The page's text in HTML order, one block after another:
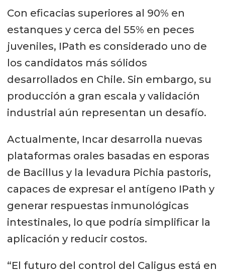
Con eficacias superiores al 90% en
estanques y cerca del 55% en peces
juveniles, IPath es considerado uno de
los candidatos más sólidos
desarrollados en Chile. Sin embargo, su
producción a gran escala y validación
industrial aún representan un desafío.
Actualmente, Incar desarrolla nuevas
plataformas orales basadas en esporas
de Bacillus y la levadura Pichia pastoris,
capaces de expresar el antígeno IPath y
generar respuestas inmunológicas
intestinales, lo que podría simplificar la
aplicación y reducir costos.
“El futuro del control del Caligus está en